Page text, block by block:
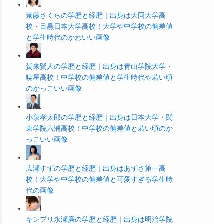
遠藤さくらの学歴と経歴｜出身は大同大学高
校・目黒日本大学高校！大学や中学校の偏差値
と学生時代のかわいい画像
賀来賢人の学歴と経歴｜出身は青山学院大学・
暁星高校！中学校の偏差値と学生時代や若い頃
のかっこいい画像
小泉孝太郎の学歴と経歴｜出身は日本大学・関
東学院六浦高校！中学校の偏差値と若い頃のか
っこいい画像
広瀬すずの学歴と経歴｜出身はあずさ第一高
校！大学や中学校の偏差値と可愛すぎる学生時
代の画像
キンプリ永瀬廉の学歴と経歴｜出身は明治学院